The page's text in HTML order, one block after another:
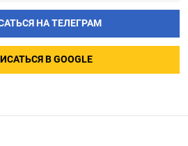
НА ТЕЛЕГРАМ
В GOOGLE